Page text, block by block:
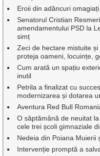
Eroii din adâncuri
Senatorul Cristian
amendamentului PSD la
simț
Zeci de hectare mistuite
proteja oameni, locuințe,
Cum arată un spațiu
inutil
Petrila a finalizat cu
modernizarea și dotarea
Aventura Red Bull
O săptămână de neuitat
cele trei școli gimnaziale
Nedeia din Poiana Muierii
Intervenție promptă a